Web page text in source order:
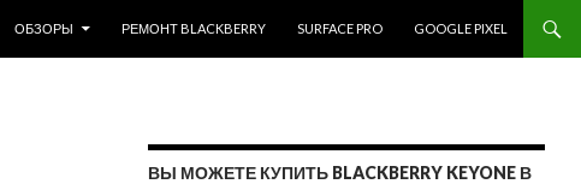
ОБЗОРЫ РЕМОНТ BLACKBERRY SURFACE PRO GOOGLE PIXEL
ВЫ МОЖЕТЕ КУПИТЬ BLACKBERRY KEYONE В